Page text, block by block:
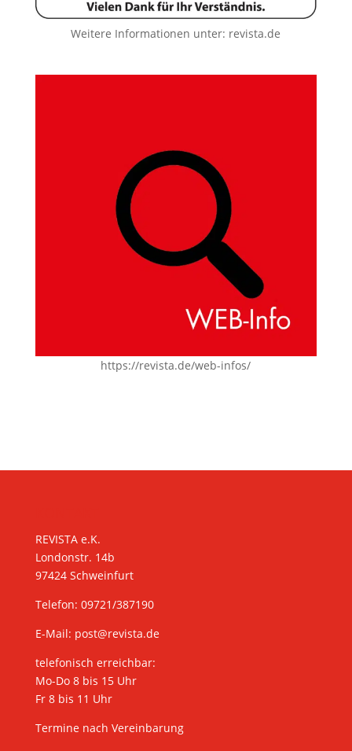
Weitere Informationen unter: revista.de
https://revista.de/web-infos/
REVISTA e.K.
Londonstr. 14b
97424 Schweinfurt
Telefon: 09721/387190
E-Mail: post@revista.de
telefonisch erreichbar:
Mo-Do 8 bis 15 Uhr
Fr 8 bis 11 Uhr
Termine nach Vereinbarung